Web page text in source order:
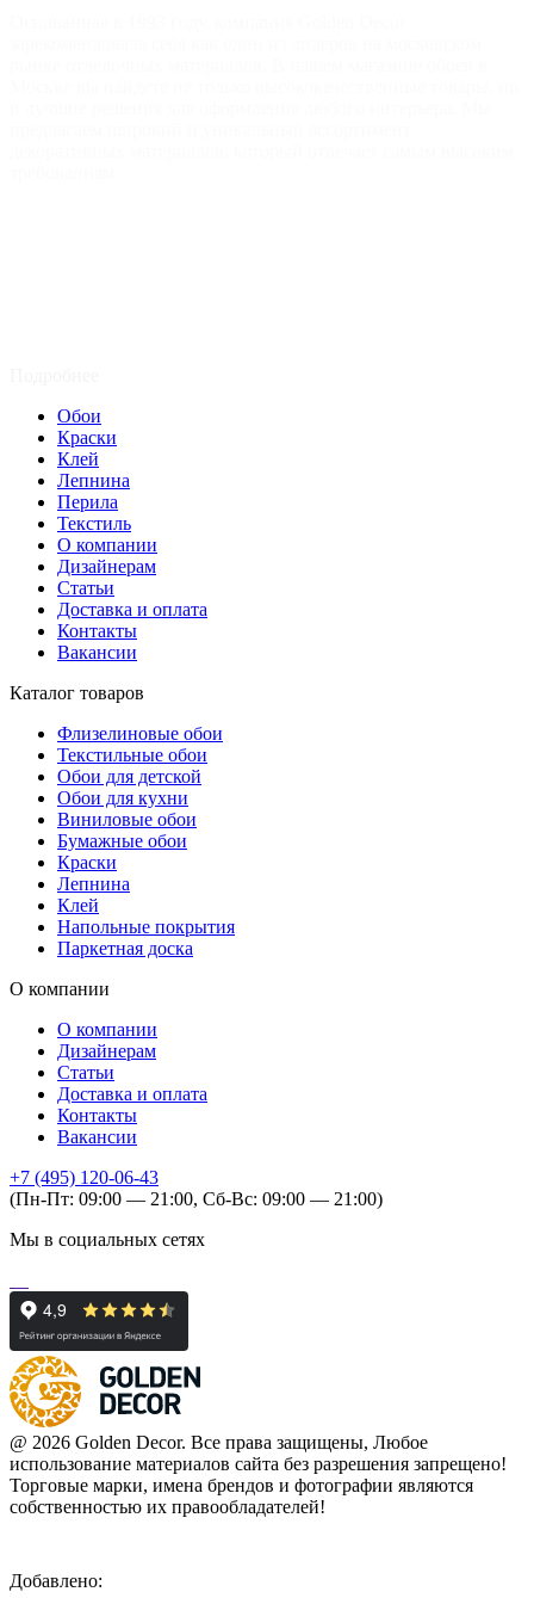
Обои
Краски
Клей
Лепнина
Перила
Текстиль
О компании
Дизайнерам
Статьи
Доставка и оплата
Контакты
Вакансии
Каталог товаров
Флизелиновые обои
Текстильные обои
Обои для детской
Обои для кухни
Виниловые обои
Бумажные обои
Краски
Лепнина
Клей
Напольные покрытия
Паркетная доска
О компании
О компании
Дизайнерам
Статьи
Доставка и оплата
Контакты
Вакансии
+7 (495) 120-06-43
(Пн-Пт: 09:00 — 21:00, Сб-Вс: 09:00 — 21:00)
Мы в социальных сетях
@ 2026 Golden Decor. Все права защищены, Любое
использование материалов сайта без разрешения запрещено!
Торговые марки, имена брендов и фотографии являются
собственностью их правообладателей!
Добавлено: